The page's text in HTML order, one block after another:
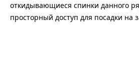
откидывающиеся спинки данного
просторный доступ для посадки на